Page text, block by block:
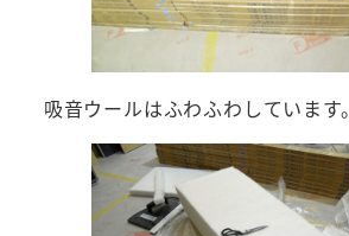
吸音ウールはふわふわしています。